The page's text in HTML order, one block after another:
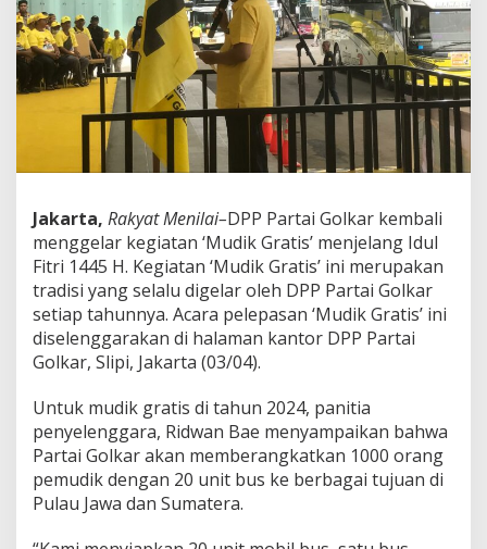
a
k
a
n
i
k
G
r
a
i
s
U
n
t
u
k
1
Jakarta, Rakyat Menilai–DPP Partai Golkar kembali
menggelar kegiatan ‘Mudik Gratis’ menjelang Idul
Fitri 1445 H. Kegiatan ‘Mudik Gratis’ ini merupakan
tradisi yang selalu digelar oleh DPP Partai Golkar
setiap tahunnya. Acara pelepasan ‘Mudik Gratis’ ini
diselenggarakan di halaman kantor DPP Partai
Golkar, Slipi, Jakarta (03/04).
Untuk mudik gratis di tahun 2024, panitia
penyelenggara, Ridwan Bae menyampaikan bahwa
Partai Golkar akan memberangkatkan 1000 orang
pemudik dengan 20 unit bus ke berbagai tujuan di
Pulau Jawa dan Sumatera.